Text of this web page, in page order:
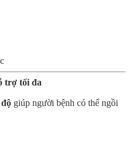
trợ tối đa
giúp người bệnh có thể ngồi